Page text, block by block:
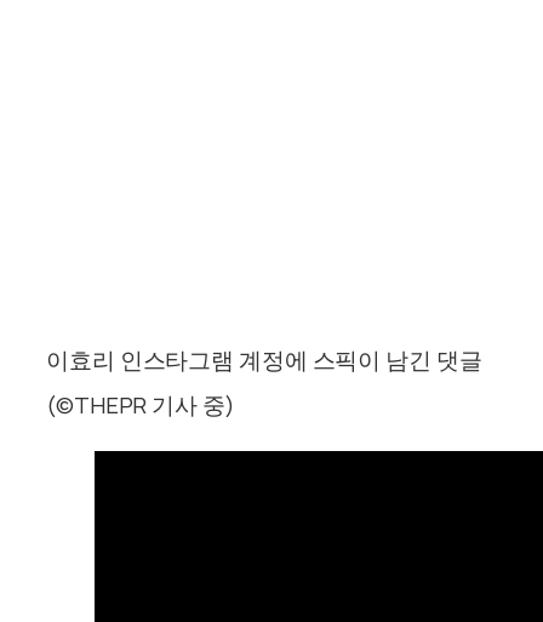
이효리 인스타그램 계정에 스픽이 남긴 댓글
(©THEPR 기사 중)